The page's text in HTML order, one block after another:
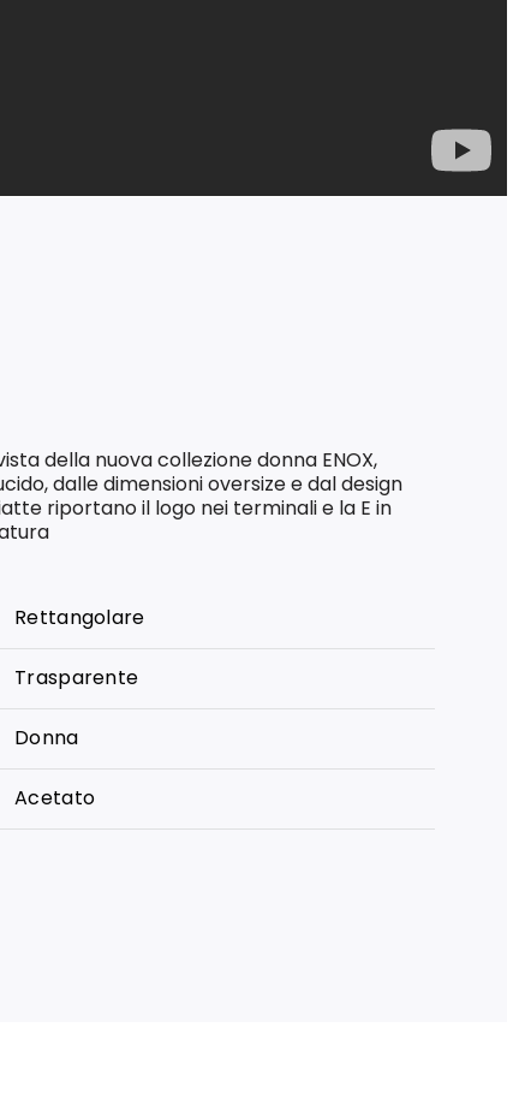
della nuova collezione donna ENOX,
dalle dimensioni oversize e dal design
riportano il logo nei terminali e la E in
Rettangolare
Trasparente
Donna
Acetato